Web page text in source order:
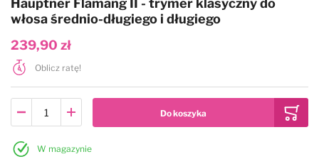
Hauptner Flamang II - trymer klasyczny do
włosa średnio-długiego i długiego
239,90 zł
Oblicz ratę!
W magazynie